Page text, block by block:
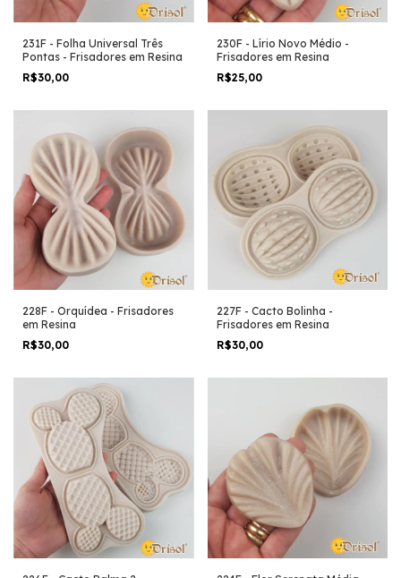
231F - Folha Universal Três
Pontas - Frisadores em Resina
R$30,00
230F - Lírio Novo Médio -
Frisadores em Resina
R$25,00
228F - Orquídea - Frisadores
em Resina
R$30,00
227F - Cacto Bolinha -
Frisadores em Resina
R$30,00